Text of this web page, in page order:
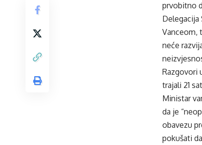
prvobitno
Delegacija
Vanceom,
neće
Razgovori
trajali 21
Ministar
da je
obavezu
pokušati